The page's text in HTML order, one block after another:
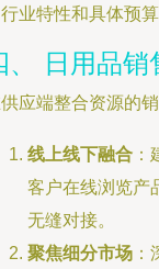
业特性和具体预
、 日用品销
应端整合资源的
线上线下融合
客户在线浏览产
无缝对接。
聚焦细分市场